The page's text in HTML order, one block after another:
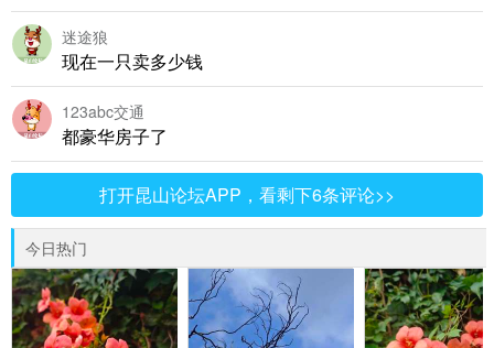
迷途狼
现在一只卖多少钱
123abc交通
都豪华房子了
打开昆山论坛APP，看剩下6条评论>>
今日热门